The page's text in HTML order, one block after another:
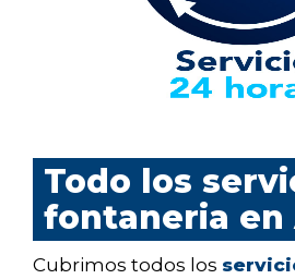
Todo los
fontaneria en
Cubrimos todos los